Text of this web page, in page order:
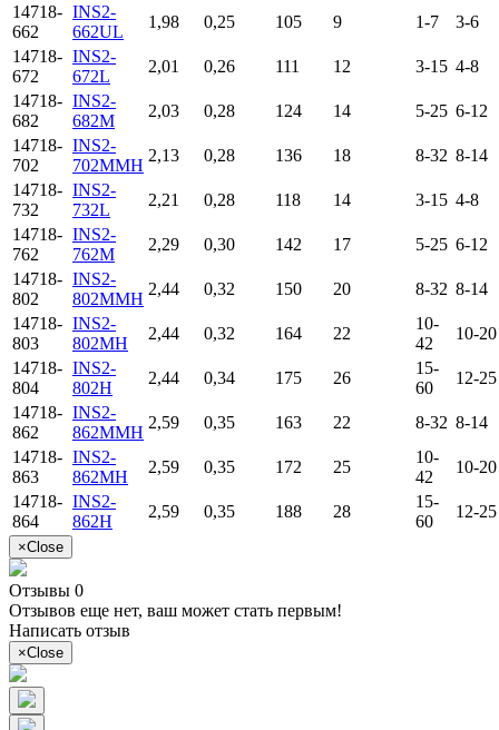
14718-
662
INS2-
662UL
1,98 0,25 105 9 1-7
3-6
14718-
672
INS2-
672L
2,01 0,26 111 12 3-15 4-8
14718-
682
INS2-
682M
2,03 0,28 124 14 5-25 6-12
14718-
702
INS2-
702MMH
2,13 0,28 136 18 8-32 8-14
14718-
732
INS2-
732L
2,21 0,28 118 14 3-15 4-8
14718-
762
INS2-
762M
2,29 0,30 142 17 5-25 6-12
14718-
802
INS2-
802MMH
2,44 0,32 150 20 8-32 8-14
14718-
803
INS2-
802MH
2,44 0,32 164 22
10-
42
10-20
14718-
804
INS2-
802H
2,44 0,34 175 26
15-
60
12-25
14718-
862
INS2-
862MMH
2,59 0,35 163 22 8-32 8-14
14718-
863
INS2-
862MH
2,59 0,35 172 25
10-
42
10-20
14718-
864
INS2-
862H
2,59 0,35 188 28
15-
60
12-25
×Close
Отзывы 0
Отзывов еще нет, ваш может стать первым!
Написать отзыв
×Close